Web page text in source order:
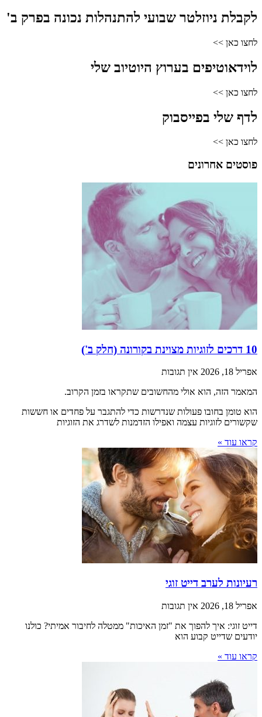
לקבלת ניוזלטר שבועי להתנהלות נכונה בפרק ב'
לחצו כאן >>
לוידאוטיפים בערוץ היוטיוב שלי
לחצו כאן >>
לדף שלי בפייסבוק
לחצו כאן >>
פוסטים אחרונים
10 דרכים לזוגיות מצוינת בקורונה (חלק ב')
אפריל 18, 2026
אין תגובות
המאמר הזה, הוא אולי מהחשובים שתקראו בזמן הקרוב.
הוא טומן בחובו פעולות שנדרשות כדי להתגבר על פחדים או חששות
שקשורים לזוגיות עצמה ואפילו הזדמנות לשדרג את הזוגיות
קראו עוד »
רעיונות לערב דייט זוגי
אפריל 18, 2026
אין תגובות
דייט זוגי: איך להפוך את "זמן האיכות" ממטלה לחיבור אמיתי? כולנו
יודעים שדייט קבוע הוא
קראו עוד »